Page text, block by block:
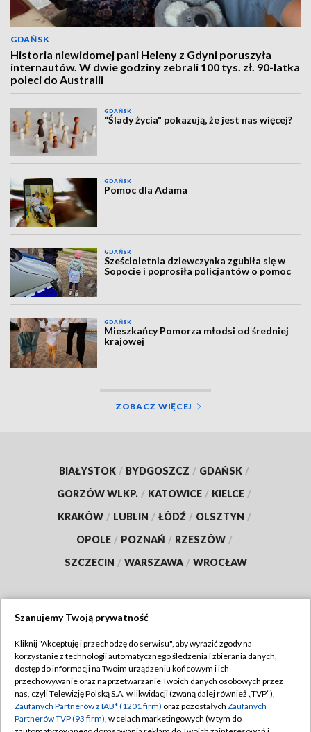
GDAŃSK
Historia niewidomej pani Heleny z Gdyni poruszyła
internautów. W dwie godziny zebrali 100 tys. zł. 90-latka
poleci do Australii
GDAŃSK
“Ślady życia" pokazują, że jest nas więcej?
GDAŃSK
Pomoc dla Adama
GDAŃSK
Sześcioletnia dziewczynka zgubiła się w
Sopocie i poprosiła policjantów o pomoc
GDAŃSK
Mieszkańcy Pomorza młodsi od średniej
krajowej
ZOBACZ WIĘCEJ
BIAŁYSTOK / BYDGOSZCZ / GDAŃSK /
GORZÓW WLKP. / KATOWICE / KIELCE /
KRAKÓW / LUBLIN / ŁÓDŹ / OLSZTYN /
OPOLE / POZNAŃ / RZESZÓW /
SZCZECIN / WARSZAWA / WROCŁAW
TVP
Abonament TVP
Emisja w TVP
Centrum informacji TVP
Regulamin TVP
Polityka prywatności
Szanujemy Twoją prywatność
Kliknij "Akceptuję i przechodzę do serwisu", aby wyrazić zgody na
korzystanie z technologii automatycznego śledzenia i zbierania danych,
dostęp do informacji na Twoim urządzeniu końcowym i ich
przechowywanie oraz na przetwarzanie Twoich danych osobowych przez
nas, czyli Telewizję Polską S.A. w likwidacji (zwaną dalej również „TVP”),
Zaufanych Partnerów z IAB* (1201 firm) oraz pozostałych Zaufanych
Partnerów TVP (93 firm), w celach marketingowych (w tym do